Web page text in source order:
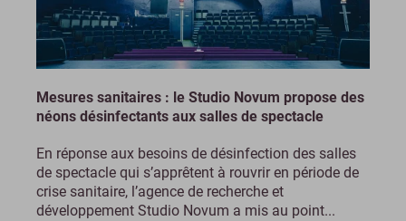
Mesures sanitaires : le Studio Novum propose des
néons désinfectants aux salles de spectacle
En réponse aux besoins de désinfection des salles
de spectacle qui s’apprêtent à rouvrir en période de
crise sanitaire, l’agence de recherche et
développement Studio Novum a mis au point...